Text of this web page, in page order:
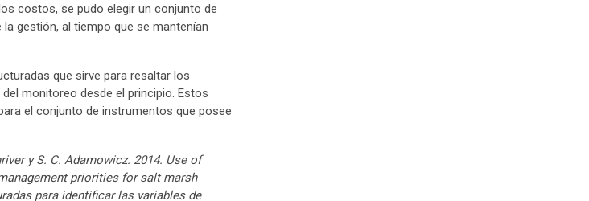
costos, se pudo elegir un conjunto de
gestión, al tiempo que se mantenían
que sirve para resaltar los
monitoreo desde el principio. Estos
el conjunto de instrumentos que posee
y S. C. Adamowicz. 2014. Use of
priorities for salt marsh
para identificar las variables de